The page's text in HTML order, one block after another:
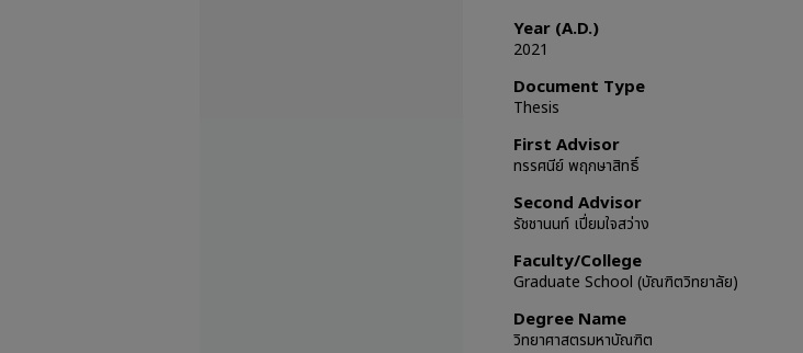
Year (A.D.)
2021
Document Type
Thesis
First Advisor
ทรรศนีย์ พฤกษาสิทธิ์
Second Advisor
รัชชานนท์ เปี่ยมใจสว่าง
Faculty/College
Graduate School (บัณฑิตวิทยาลัย)
Degree Name
วิทยาศาสตรมหาบัณฑิต